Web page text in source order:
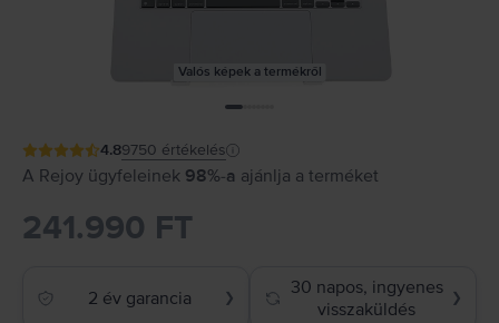
Valós képek a termékről
4.89750 értékelés
A Rejoy ügyfeleinek 98%-a ajánlja a terméket
241.990 FT
2 év garancia ❯
30 napos, ingyenes
visszaküldés
❯